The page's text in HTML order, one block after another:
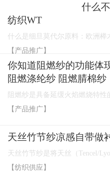
什么
纺织WT
什么是细旦莫代尔原料：欧洲榉
【产品推广】
你知道阻燃纱的功能体
阻燃涤纶纱 阻燃腈棉纱
阻燃纱是具备延缓火焰燃烧特性
【产品推广】
天丝竹节纱凉感自带做
天丝竹节纱是将天丝（Tencel/Lyo
【纺织供应】